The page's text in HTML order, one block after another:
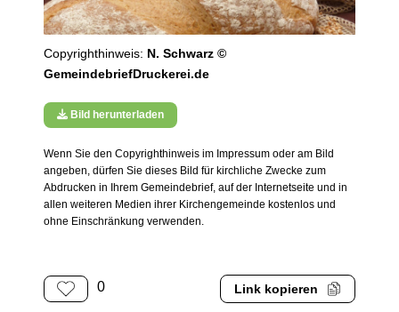
Copyrighthinweis: N. Schwarz ©
GemeindebriefDruckerei.de
Bild herunterladen
Wenn Sie den Copyrighthinweis im Impressum oder am Bild
angeben, dürfen Sie dieses Bild für kirchliche Zwecke zum
Abdrucken in Ihrem Gemeindebrief, auf der Internetseite und in
allen weiteren Medien ihrer Kirchengemeinde kostenlos und
ohne Einschränkung verwenden.
0 Link kopieren